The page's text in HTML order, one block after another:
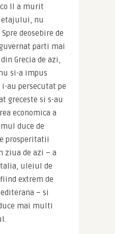
II a murit
nu
deosebire de
parti mai
Grecia de azi,
si-a impus
au persecutat pe
greceste si s-au
economica a
duce de
prosperitatii
ziua de azi – a
uleiul de
extrem de
– si
mai multi